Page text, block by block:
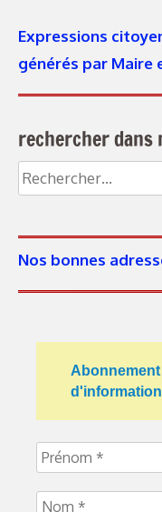
Expressions
générés par Maire
rechercher
Rechercher :
Nos bonnes
d'information